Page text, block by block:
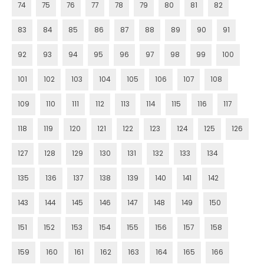
74 75 76 77 78 79 80 81 82
83 84 85 86 87 88 89 90 91
92 93 94 95 96 97 98 99 100
101 102 103 104 105 106 107 108
109 110 111 112 113 114 115 116 117
118 119 120 121 122 123 124 125 126
127 128 129 130 131 132 133 134
135 136 137 138 139 140 141 142
143 144 145 146 147 148 149 150
151 152 153 154 155 156 157 158
159 160 161 162 163 164 165 166